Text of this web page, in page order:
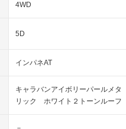
4WD
5D
インパネAT
キャラバンアイボリーパールメタ
リック ホワイト２トーンルーフ